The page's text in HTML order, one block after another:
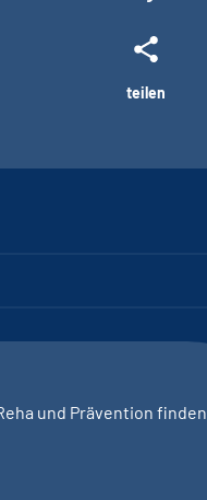
teilen
und Prävention finden